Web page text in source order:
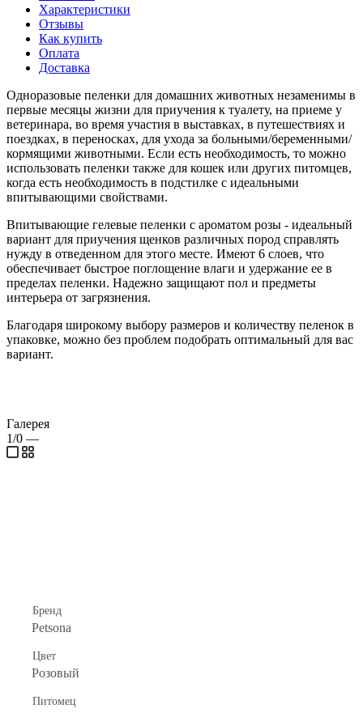
Характеристики
Отзывы
Как купить
Оплата
Доставка
Одноразовые пеленки для домашних животных незаменимы в
первые месяцы жизни для приучения к туалету, на приеме у
ветеринара, во время участия в выставках, в путешествиях и
поездках, в переносках, для ухода за больными/беременными/
кормящими животными. Если есть необходимость, то можно
использовать пеленки также для кошек или других питомцев,
когда есть необходимость в подстилке с идеальными
впитывающими свойствами.
Впитывающие гелевые пеленки с ароматом розы - идеальный
вариант для приучения щенков различных пород справлять
нужду в отведенном для этого месте. Имеют 6 слоев, что
обеспечивает быстрое поглощение влаги и удержание ее в
пределах пеленки. Надежно защищают пол и предметы
интерьера от загрязнения.
Благодаря широкому выбору размеров и количеству пеленок в
упаковке, можно без проблем подобрать оптимальный для вас
вариант.
Галерея
1/0 —
Бренд
Petsona
Цвет
Розовый
Питомец